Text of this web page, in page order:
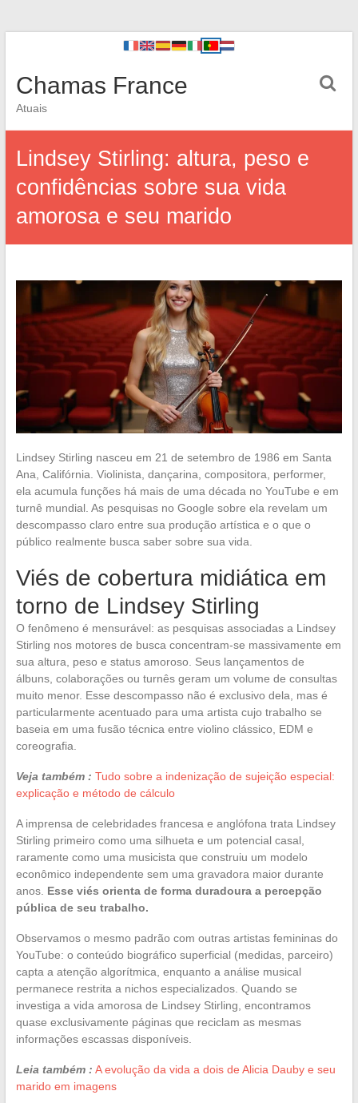
Chamas France
Atuais
Lindsey Stirling: altura, peso e
confidências sobre sua vida
amorosa e seu marido
Lindsey Stirling nasceu em 21 de setembro de 1986 em Santa
Ana, Califórnia. Violinista, dançarina, compositora, performer,
ela acumula funções há mais de uma década no YouTube e em
turnê mundial. As pesquisas no Google sobre ela revelam um
descompasso claro entre sua produção artística e o que o
público realmente busca saber sobre sua vida.
Viés de cobertura midiática em
torno de Lindsey Stirling
O fenômeno é mensurável: as pesquisas associadas a Lindsey
Stirling nos motores de busca concentram-se massivamente em
sua altura, peso e status amoroso. Seus lançamentos de
álbuns, colaborações ou turnês geram um volume de consultas
muito menor. Esse descompasso não é exclusivo dela, mas é
particularmente acentuado para uma artista cujo trabalho se
baseia em uma fusão técnica entre violino clássico, EDM e
coreografia.
Veja também : Tudo sobre a indenização de sujeição especial:
explicação e método de cálculo
A imprensa de celebridades francesa e anglófona trata Lindsey
Stirling primeiro como uma silhueta e um potencial casal,
raramente como uma musicista que construiu um modelo
econômico independente sem uma gravadora maior durante
anos. Esse viés orienta de forma duradoura a percepção
pública de seu trabalho.
Observamos o mesmo padrão com outras artistas femininas do
YouTube: o conteúdo biográfico superficial (medidas, parceiro)
capta a atenção algorítmica, enquanto a análise musical
permanece restrita a nichos especializados. Quando se
investiga a vida amorosa de Lindsey Stirling, encontramos
quase exclusivamente páginas que reciclam as mesmas
informações escassas disponíveis.
Leia também : A evolução da vida a dois de Alicia Dauby e seu
marido em imagens